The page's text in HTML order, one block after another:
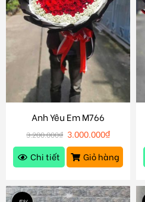
Anh Yêu Em M766
3.200.000₫ 3.000.000₫
Chi tiết
Giỏ hàng